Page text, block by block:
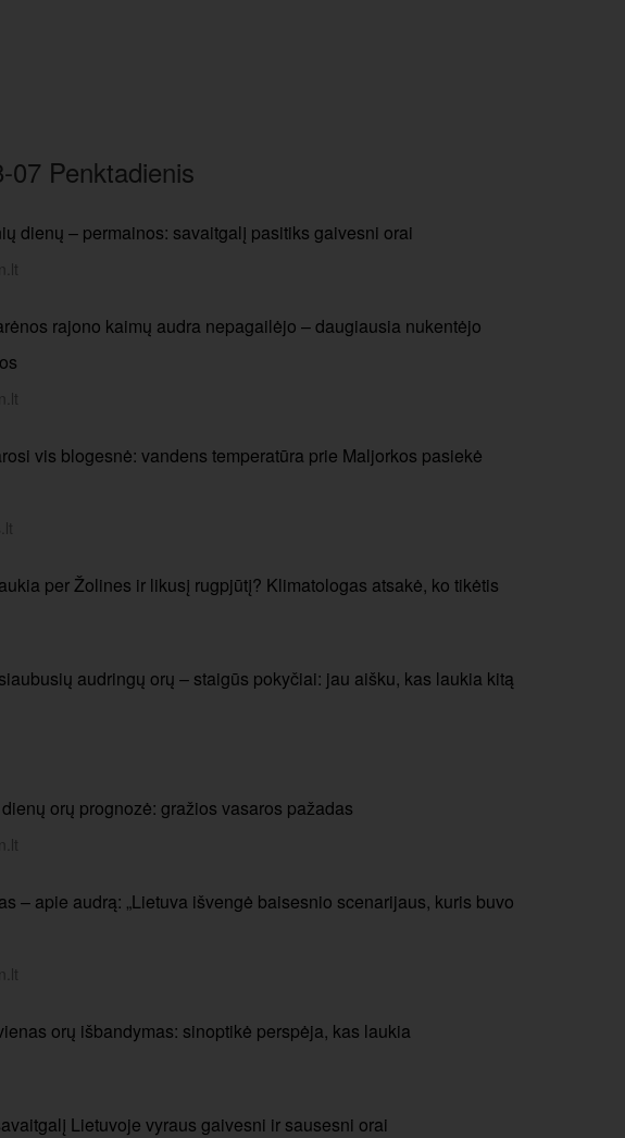
07 Penktadienis
dienų – permainos: savaitgalį pasitiks gaivesni orai
rajono kaimų audra nepagailėjo – daugiausia nukentėjo
vis blogesnė: vandens temperatūra prie Maljorkos pasiekė
per Žolines ir likusį rugpjūtį? Klimatologas atsakė, ko tikėtis
audringų orų – staigūs pokyčiai: jau aišku, kas laukia kitą
orų prognozė: gražios vasaros pažadas
– apie audrą: „Lietuva išvengė baisesnio scenarijaus, kuris buvo
orų išbandymas: sinoptikė perspėja, kas laukia
Lietuvoje vyraus gaivesni ir sausesni orai